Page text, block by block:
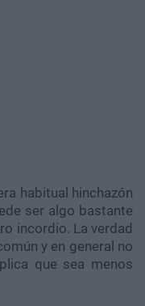
habitual hinchazón
ser algo bastante
incordio. La verdad
y en general no
que sea menos